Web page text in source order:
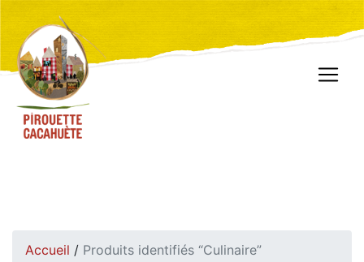
Accueil / Produits identifiés “Culinaire”